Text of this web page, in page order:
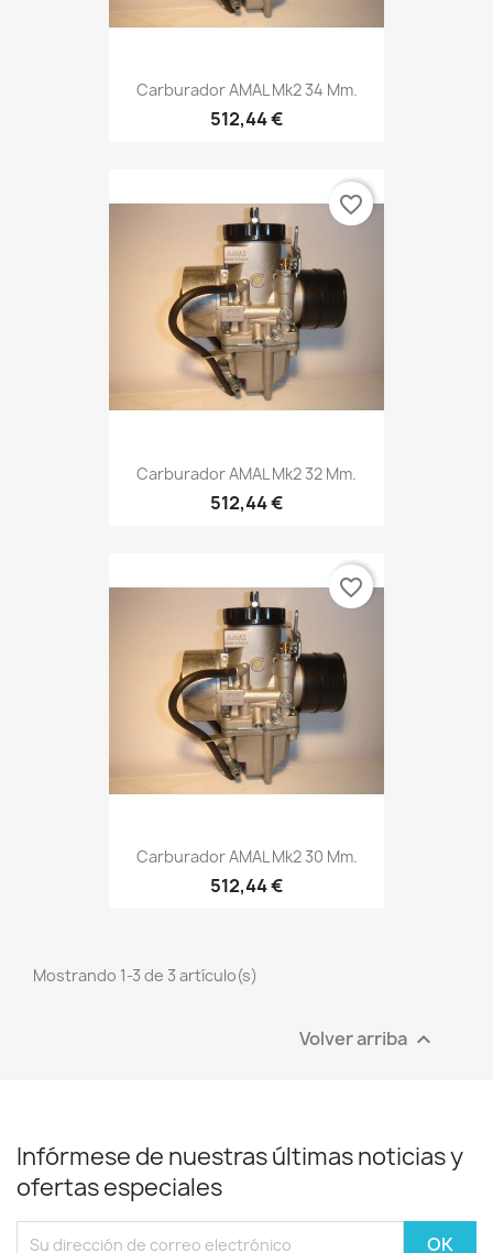
Carburador AMAL Mk2 34 Mm.
512,44 €
Carburador AMAL Mk2 32 Mm.
512,44 €
favorite_border
Carburador AMAL Mk2 30 Mm.
512,44 €
favorite_border
Mostrando 1-3 de 3 artículo(s)
Volver arriba 
Infórmese de nuestras últimas noticias y
ofertas especiales